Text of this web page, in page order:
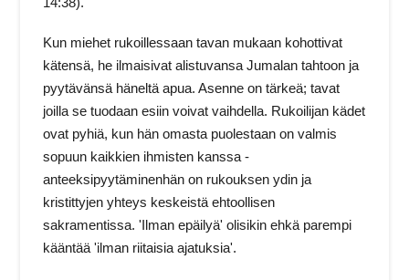
Kun miehet rukoillessaan tavan mukaan kohottivat
kätensä, he ilmaisivat alistuvansa Jumalan tahtoon ja
pyytävänsä häneltä apua. Asenne on tärkeä; tavat
joilla se tuodaan esiin voivat vaihdella. Rukoilijan kädet
ovat pyhiä, kun hän omasta puolestaan on valmis
sopuun kaikkien ihmisten kanssa -
anteeksipyytäminenhän on rukouksen ydin ja
kristittyjen yhteys keskeistä ehtoollisen
sakramentissa. 'Ilman epäilyä' olisikin ehkä parempi
kääntää 'ilman riitaisia ajatuksia'.